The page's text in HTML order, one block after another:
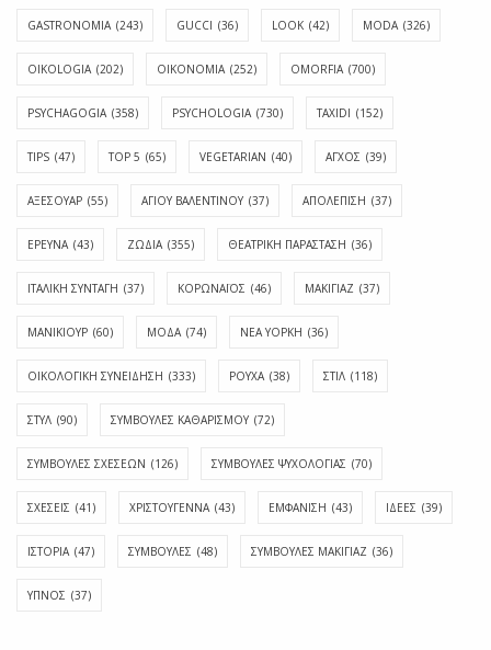
GASTRONOMIA (243) GUCCI (36) LOOK (42) MODA (326)
OIKOLOGIA (202) OIKONOMIA (252) OMORFIA (700)
PSYCHAGOGIA (358) PSYCHOLOGIA (730) TAXIDI (152)
TIPS (47) TOP 5 (65) VEGETARIAN (40) ΑΓΧΟΣ (39)
ΑΞΕΣΟΥΑΡ (55) ΑΓΊΟΥ ΒΑΛΕΝΤΊΝΟΥ (37) ΑΠΟΛΈΠΙΣΗ (37)
ΕΡΕΥΝΑ (43) ΖΩΔΙΑ (355) ΘΕΑΤΡΙΚΗ ΠΑΡΑΣΤΑΣΗ (36)
ΙΤΑΛΙΚΗ ΣΥΝΤΑΓΗ (37) ΚΟΡΩΝΑΪΟΣ (46) ΜΑΚΙΓΙΑΖ (37)
ΜΑΝΙΚΙΟΥΡ (60) ΜΟΔΑ (74) ΝΕΑ ΥΟΡΚΗ (36)
ΟΙΚΟΛΟΓΙΚΗ ΣΥΝΕΙΔΗΣΗ (333) ΡΟΥΧΑ (38) ΣΤΙΛ (118)
ΣΤΥΛ (90) ΣΥΜΒΟΥΛΕΣ ΚΑΘΑΡΙΣΜΟΥ (72)
ΣΥΜΒΟΥΛΕΣ ΣΧΕΣΕΩΝ (126) ΣΥΜΒΟΥΛΕΣ ΨΥΧΟΛΟΓΙΑΣ (70)
ΣΧΕΣΕΙΣ (41) ΧΡΙΣΤΟΥΓΕΝΝΑ (43) ΕΜΦΆΝΙΣΗ (43) ΙΔΈΕΣ (39)
ΙΣΤΟΡΊΑ (47) ΣΥΜΒΟΥΛΈΣ (48) ΣΥΜΒΟΥΛΈΣ ΜΑΚΙΓΙΆΖ (36)
ΎΠΝΟΣ (37)